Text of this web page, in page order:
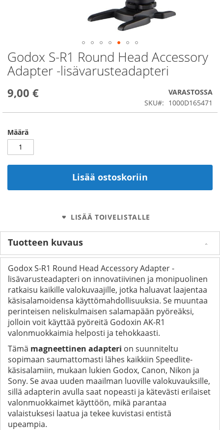
Godox S-R1 Round Head Accessory
Adapter -lisävarusteadapteri
9,00 €
VARASTOSSA
SKU
1000D165471
Määrä
Lisää ostoskoriin
LISÄÄ TOIVELISTALLE
Skip
to
the
of
the
Tuotteen kuvaus
Godox S-R1 Round Head Accessory Adapter -
lisävarusteadapteri on innovatiivinen ja monipuolinen
ratkaisu kaikille valokuvaajille, jotka haluavat laajentaa
käsisalamoidensa käyttömahdollisuuksia. Se muuntaa
perinteisen neliskulmaisen salamapään pyöreäksi,
jolloin voit käyttää pyöreitä Godoxin AK-R1
valonmuokkaimia helposti ja tehokkaasti.
Tämä magneettinen adapteri on suunniteltu
sopimaan saumattomasti lähes kaikkiin Speedlite-
käsisalamiin, mukaan lukien Godox, Canon, Nikon ja
Sony. Se avaa uuden maailman luoville valokuvauksille,
sillä adapterin avulla saat nopeasti ja kätevästi erilaiset
valonmuokkaimet käyttöön, mikä parantaa
valaistuksesi laatua ja tekee kuvistasi entistä
upeampia.